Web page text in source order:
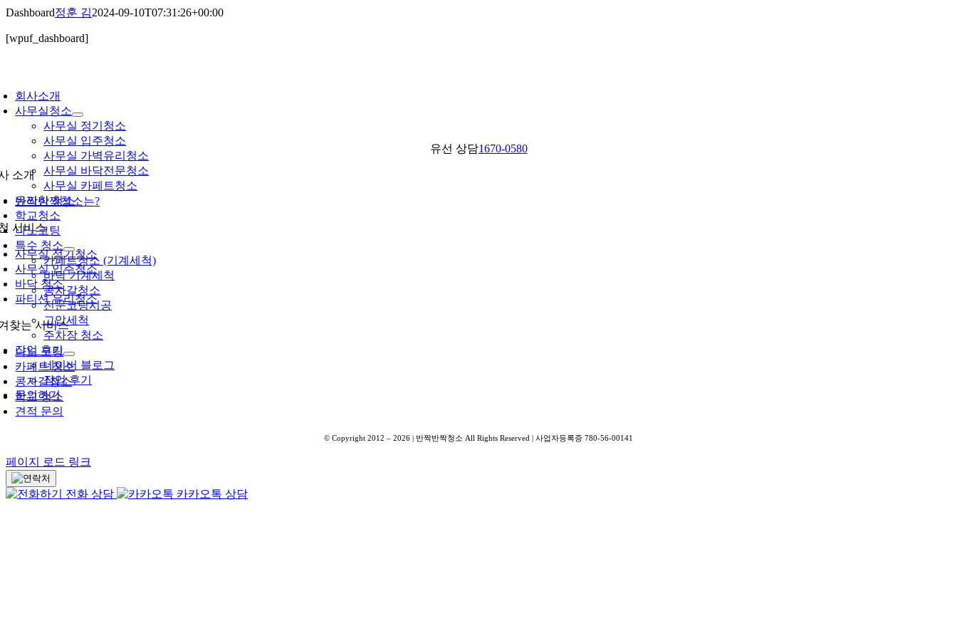
콘
츠
뛰
기
회사소개
사무실청소
사무실 정기청소
사무실 입주청소
사무실 가벽유리청소
사무실 바닥전문청소
사무실 카페트청소
유리창 청소
학교청소
나노코팅
특수 청소
카페트청소 (기계세척)
바닥 기계세척
콩자갈청소
전문코팅시공
고압세척
주차장 청소
작업 후기
네이버 블로그
작업 후기
문의하기
Dashboard정훈 김2024-09-10T07:31:26+00:00
[wpuf_dashboard]
유선 상담1670-0580
소개
반짝반짝청소는?
서비스
사무실 정기청소
사무실 입주청소
바닥 청소
파티션 유리청소
찾는 서비스
나노 코팅
카페트 청소
콩자갈청소
학교 청소
견적 문의
© Copyright 2012 – 2026 | 반짝반짝청소 All Rights Reserved | 사업자등록증 780-56-00141
페이지 로드 링크
전화 상담
카카오톡 상담